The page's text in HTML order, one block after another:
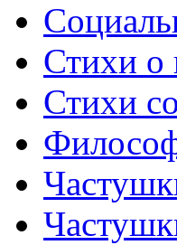
Стихи о
Стихи